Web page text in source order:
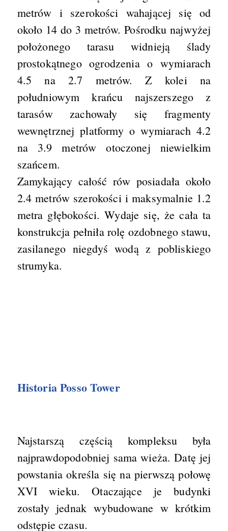
metrów i szerokości wahającej się od
około 14 do 3 metrów. Pośrodku najwyżej
położonego tarasu widnieją ślady
prostokątnego ogrodzenia o wymiarach
4.5 na 2.7 metrów. Z kolei na
południowym krańcu najszerszego z
tarasów zachowały się fragmenty
wewnętrznej platformy o wymiarach 4.2
na 3.9 metrów otoczonej niewielkim
szańcem.
Zamykający całość rów posiadała około
2.4 metrów szerokości i maksymalnie 1.2
metra głębokości. Wydaje się, że cała ta
konstrukcja pełniła rolę ozdobnego stawu,
zasilanego niegdyś wodą z pobliskiego
strumyka.
Historia Posso Tower
Najstarszą częścią kompleksu była
najprawdopodobniej sama wieża. Datę jej
powstania określa się na pierwszą połowę
XVI wieku. Otaczające je budynki
zostały jednak wybudowane w krótkim
odstępie czasu.